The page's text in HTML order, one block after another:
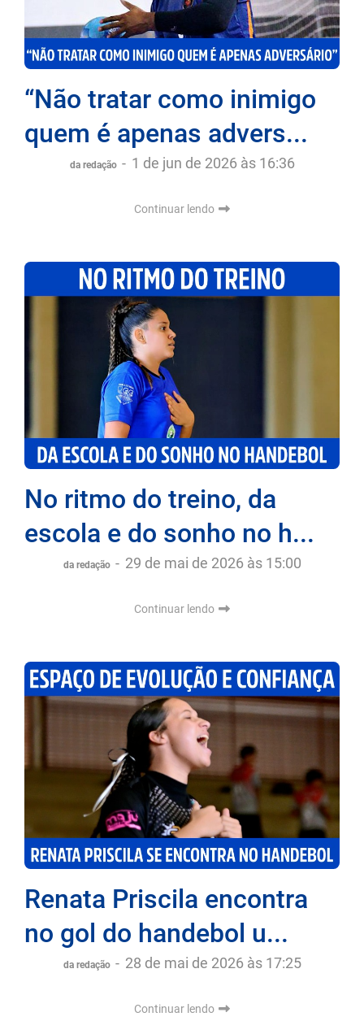
“Não tratar como inimigo
quem é apenas advers...
da redação - 1 de jun de 2026 às 16:36
Continuar lendo
No ritmo do treino, da
escola e do sonho no h...
da redação - 29 de mai de 2026 às 15:00
Continuar lendo
Renata Priscila encontra
no gol do handebol u...
da redação - 28 de mai de 2026 às 17:25
Continuar lendo